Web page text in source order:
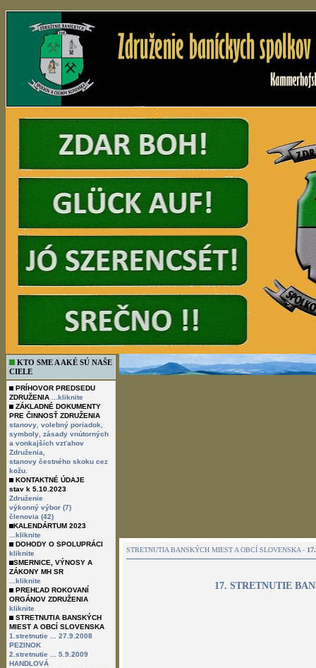
KTO SME A AKÉ SÚ NAŠE
CIELE
PRÍHOVOR PREDSEDU
ZDRUŽENIA
...kliknite
ZÁKLADNÉ DOKUMENTY
PRE ČINNOSŤ ZDRUŽENIA
stanovy volebný poriadok
symboly zásady vnútorných
a vonkajších vzťahov
Združenia,
stanovy čestného skoku cez
kožu.
KONTAKTNÉ ÚDAJE
stav k 5.10.2023
Združenie
výkonný výbor (7)
členovia (42)
KALENDÁRTUM 2023
...kliknite
DOHODY O SPOLUPRÁCI
kliknite
SMERNICE, VÝNOSY A
ZÁKONY MH SR
...kliknite
PREHĽAD ROKOVANÍ
ORGÁNOV ZDRUŽENIA
kliknite
STRETNUTIA BANSKÝCH
MIEST A OBCÍ SLOVENSKA
1.stretnutie ... 27.9.2008
PEZINOK
2.stretnutie ... 5.9.2009
HANDLOVÁ
STRETNUTIA BANSKÝCH MIEST A OBCÍ SLOVENSKA -
17. STRETNUTIE